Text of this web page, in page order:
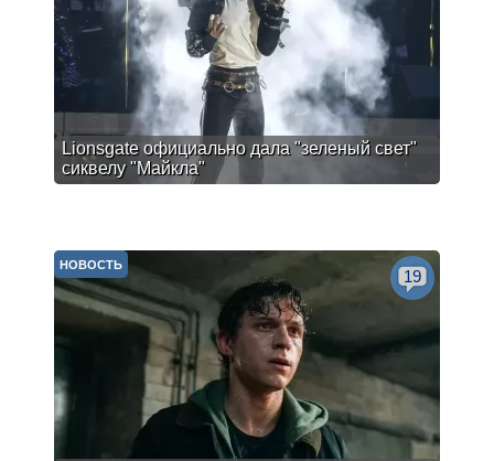
Lionsgate официально дала "зеленый свет"
сиквелу "Майкла"
НОВОСТЬ
19